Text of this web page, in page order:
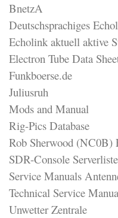
BnetzA
Deutschsprachiges
Echolink aktuell aktive
Electron Tube Data
Funkboerse.de
Juliusruh
Mods and Manual
Rig-Pics Database
Rob Sherwood (NC0B)
SDR-Console Serverliste
Service Manuals
Technical Service
Unwetter Zentrale